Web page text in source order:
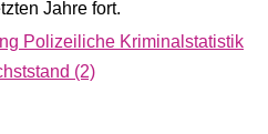
Jahre fort.
Polizeiliche Kriminalstatistik
(2)